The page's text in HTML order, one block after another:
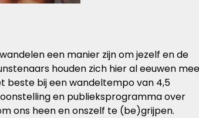
een manier zijn om jezelf en de
houden zich hier al eeuwen
beste bij een wandeltempo van 4,5
en publieksprogramma over
ons heen en onszelf te (be)grijpen.